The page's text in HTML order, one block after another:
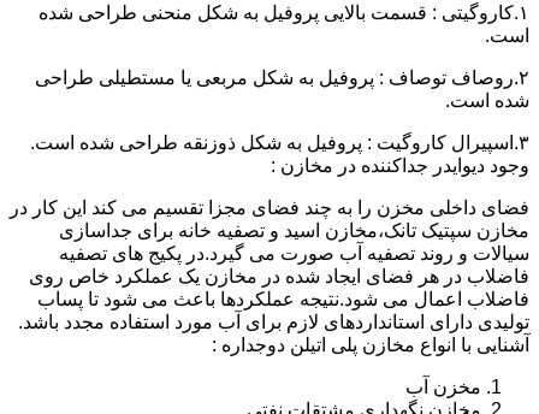
۱.کاروگیتی : قسمت بالایی پروفیل به شکل منحنی طراحی شده
است.
۲.روصاف توصاف : پروفیل به شکل مربعی یا مستطیلی طراحی
شده است.
۳.اسپیرال کاروگیت : پروفیل به شکل ذوزنقه طراحی شده است.
وجود دیوایدر جداکننده در مخازن :
فضای داخلی مخزن را به چند فضای مجزا تقسیم می کند این کار در
مخازن سپتیک تانک،مخازن اسید و تصفیه خانه برای جداسازی
سیالات و روند تصفیه آب صورت می گیرد.در پکیج های تصفیه
فاضلاب در هر فضای ایجاد شده در مخازن یک عملکرد خاص روی
فاضلاب اعمال می شود.نتیجه عملکردها باعث می شود تا پساب
تولیدی دارای استانداردهای لازم برای آب مورد استفاده مجدد باشد.
آشنایی با انواع مخازن پلی اتیلن دوجداره :
مخزن آب
مخازن نگهداری مشتقات نفتی